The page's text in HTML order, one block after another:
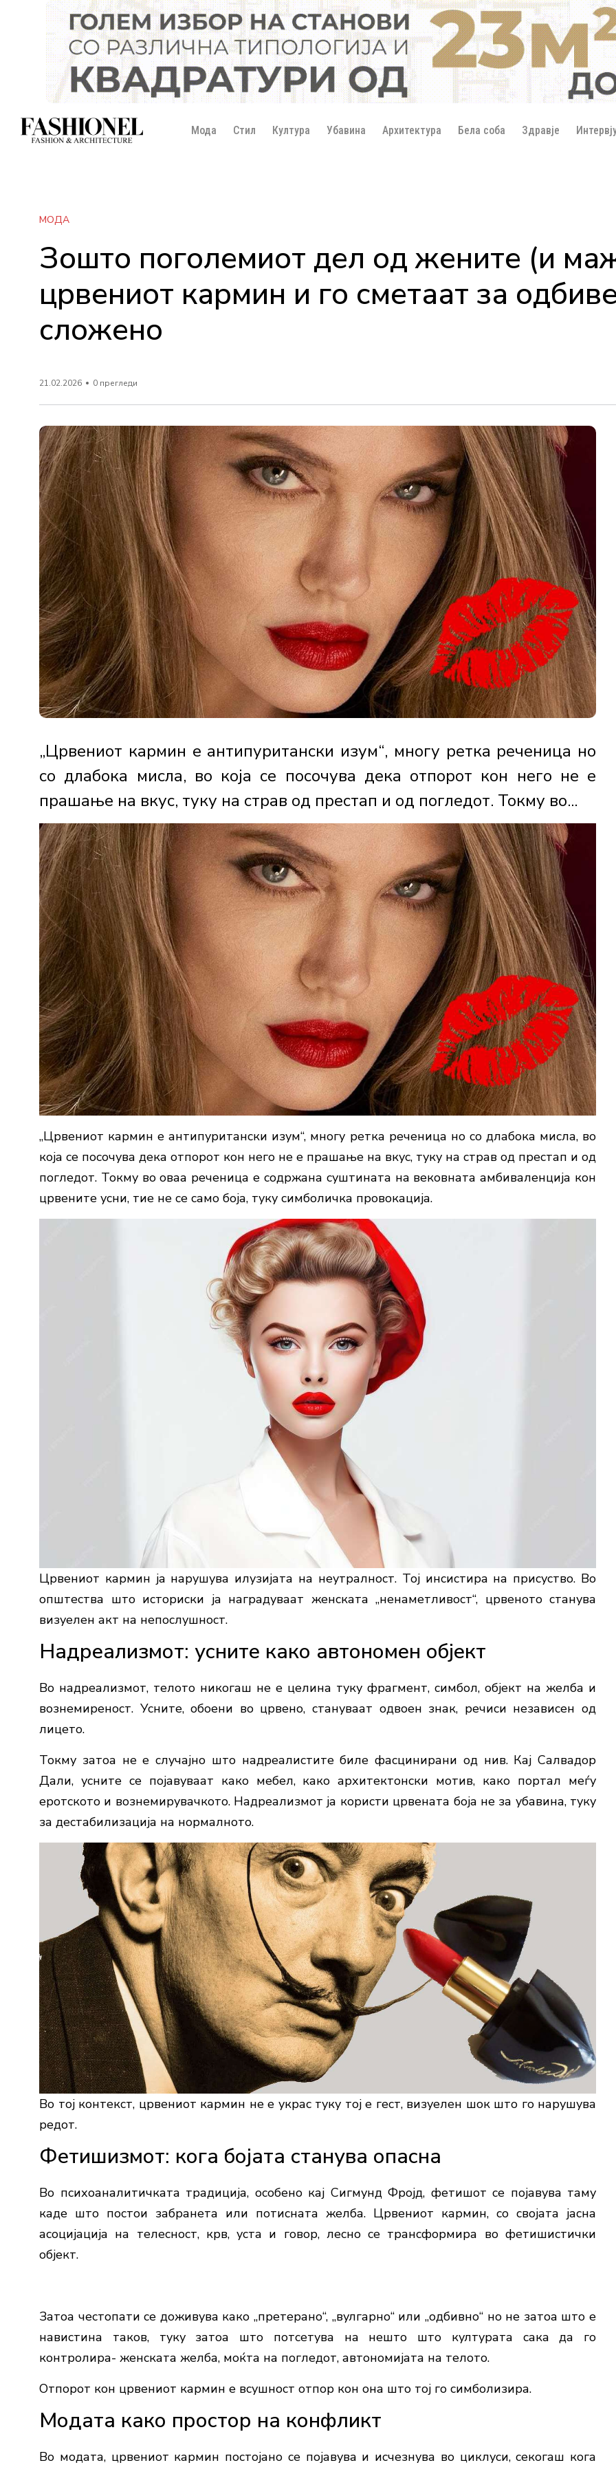
Мода Стил Култура Убавина Архитектура Бела соба Здравје
МОДА
Зошто поголемиот дел од жените (и
црвениот кармин и го сметаат за
сложено
21.02.2026 0 прегледи
„Црвениот кармин е антипуритански изум“, многу ретка реченица но
со длабока мисла, во која се посочува дека отпорот кон него не е
прашање на вкус, туку на страв од престап и од погледот. Токму во...
„Црвениот кармин е антипуритански изум“, многу ретка реченица но со длабока мисла, во
која се посочува дека отпорот кон него не е прашање на вкус, туку на страв од престап и од
погледот. Токму во оваа реченица е содржана суштината на вековната амбиваленција кон
црвените усни, тие не се само боја, туку симболичка провокација.
Црвениот кармин ја нарушува илузијата на неутралност. Тој инсистира на присуство. Во
општества што историски ја наградуваат женската „ненаметливост“, црвеното станува
визуелен акт на непослушност.
Надреализмот: усните како автономен објект
Во надреализмот, телото никогаш не е целина туку фрагмент, симбол, објект на желба и
вознемиреност. Усните, обоени во црвено, стануваат одвоен знак, речиси независен од
лицето.
Токму затоа не е случајно што надреалистите биле фасцинирани од нив. Кај Салвадор
Дали, усните се појавуваат како мебел, како архитектонски мотив, како портал меѓу
еротското и вознемирувачкото. Надреализмот ја користи црвената боја не за убавина, туку
за дестабилизација на нормалното.
Во тој контекст, црвениот кармин не е украс туку тој е гест, визуелен шок што го нарушува
редот.
Фетишизмот: кога бојата станува опасна
Во психоаналитичката традиција, особено кај Сигмунд Фројд, фетишот се појавува таму
каде што постои забранета или потисната желба. Црвениот кармин, со својата јасна
асоцијација на телесност, крв, уста и говор, лесно се трансформира во фетишистички
објект.
Затоа честопати се доживува како „претерано“, „вулгарно“ или „одбивно“ но не затоа што е
навистина таков, туку затоа што потсетува на нешто што културата сака да го
контролира- женската желба, моќта на погледот, автономијата на телото.
Отпорот кон црвениот кармин е всушност отпор кон она што тој го симболизира.
Модата како простор на конфликт
Во модата, црвениот кармин постојано се појавува и исчезнува во циклуси, секогаш кога